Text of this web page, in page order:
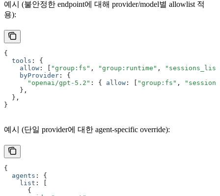
예시 (불안정한 endpoint에 대해 provider/model별 allowlist 적
용):
{
  tools
:
{
    allow
: "group:fs" , "group:runtime" ,
    byProvider
:
{
      "openai/gpt-5.2"
: { allow : "group:fs" ,
    }
,
  }
,
}
예시 (단일 provider에 대한 agent-specific override):
{
  agents
:
{
    list
:
      {